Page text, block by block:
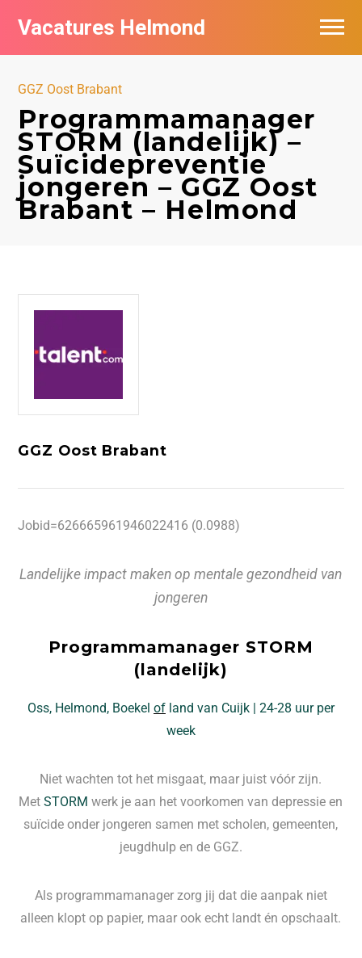
Vacatures Helmond
GGZ Oost Brabant
Programmamanager
STORM (landelijk) –
Suïcidepreventie
jongeren – GGZ Oost
Brabant – Helmond
GGZ Oost Brabant
Jobid=626665961946022416 (0.0988)
Landelijke impact maken op mentale gezondheid van
jongeren
Programmamanager STORM
(landelijk)
Oss, Helmond, Boekel ofland van Cuijk | 24-28 uur per
week
Niet wachten tot het misgaat, maar juist vóór zijn.
MetSTORM werk je aan het voorkomen van depressie en
suïcide onder jongeren samen met scholen, gemeenten,
jeugdhulp en de GGZ.
Als programmamanager zorg jij dat die aanpak niet
alleen klopt op papier, maar ook echt landt én opschaalt.
Vacatures bij bedrijven in Helmond